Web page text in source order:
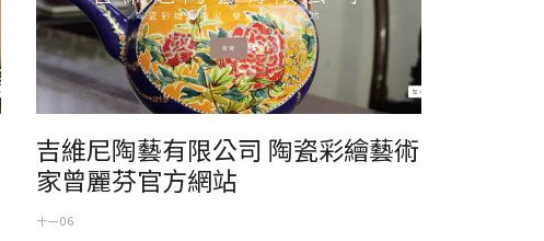
吉維尼陶藝有限公司 陶瓷彩繪藝術
家曾麗芬官方網站
十一 06